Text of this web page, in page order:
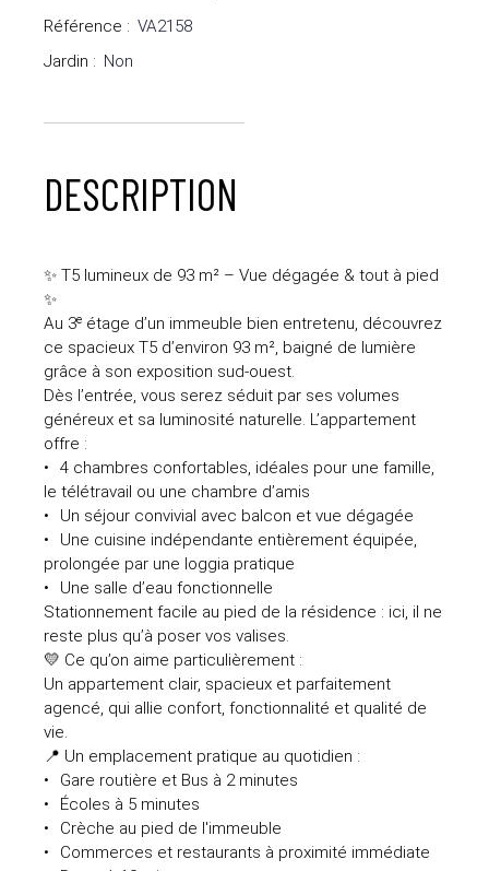
Référence : VA2158
Jardin : Non
DESCRIPTION
✨ T5 lumineux de 93 m² – Vue dégagée & tout à pied
✨
Au 3ᵉ étage d’un immeuble bien entretenu, découvrez
ce spacieux T5 d’environ 93 m², baigné de lumière
grâce à son exposition sud-ouest.
Dès l’entrée, vous serez séduit par ses volumes
généreux et sa luminosité naturelle. L’appartement
offre :
4 chambres confortables, idéales pour une famille,
le télétravail ou une chambre d’amis
Un séjour convivial avec balcon et vue dégagée
Une cuisine indépendante entièrement équipée,
prolongée par une loggia pratique
Une salle d’eau fonctionnelle
Stationnement facile au pied de la résidence : ici, il ne
reste plus qu’à poser vos valises.
💛 Ce qu’on aime particulièrement :
Un appartement clair, spacieux et parfaitement
agencé, qui allie confort, fonctionnalité et qualité de
vie.
📍 Un emplacement pratique au quotidien :
Gare routière et Bus à 2 minutes
Écoles à 5 minutes
Crèche au pied de l'immeuble
Commerces et restaurants à proximité immédiate